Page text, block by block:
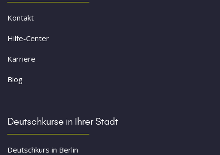
Kontakt
Hilfe-Center
Karriere
Blog
Deutschkurse in Ihrer Stadt
Deutschkurs in Berlin